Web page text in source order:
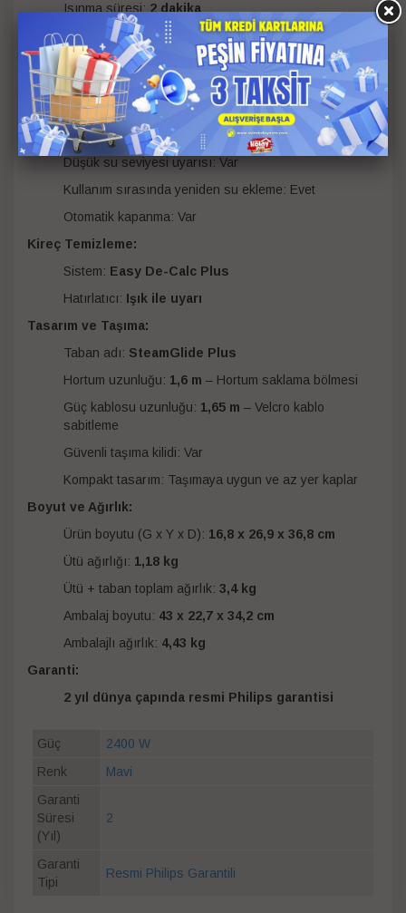
Isınma süresi: 2 dakika
Kullanım ve Konfor:
Su haznesi kapasitesi:1800 ml(çıkarılabilir ve kolay
doldurulabilir)
Tüm kumaş türlerinde güvenli kullanım
Musluk suyu ile kullanılabilir
Düşük su seviyesi uyarısı: Var
Kullanım sırasında yeniden su ekleme: Evet
Otomatik kapanma: Var
Kireç Temizleme:
Sistem: Easy De-Calc Plus
Hatırlatıcı: Işık ile uyarı
Tasarım ve Taşıma:
Taban adı: SteamGlide Plus
Hortum uzunluğu: 1,6 m – Hortum saklama bölmesi
Güç kablosu uzunluğu: 1,65 m – Velcro kablo
sabitleme
Güvenli taşıma kilidi: Var
Kompakt tasarım: Taşımaya uygun ve az yer kaplar
Boyut ve Ağırlık:
Ürün boyutu (G x Y x D): 16,8 x 26,9 x 36,8 cm
Ütü ağırlığı: 1,18 kg
Ütü + taban toplam ağırlık: 3,4 kg
Ambalaj boyutu: 43 x 22,7 x 34,2 cm
Ambalajlı ağırlık: 4,43 kg
Garanti:
2 yıl dünya çapında resmi Philips garantisi
Güç
2400 W
Renk
Mavi
Garanti
Süresi
(Yıl)
2
Garanti
Tipi
Resmi Philips Garantili